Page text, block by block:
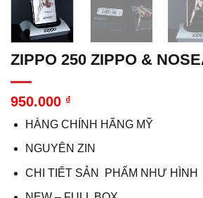
ZIPPO 250 ZIPPO &
950.000 ₫
HÀNG CHÍNH HÃNG MỸ
NGUYÊN ZIN
CHI TIẾT SẢN PHẨM NHƯ HÌNH